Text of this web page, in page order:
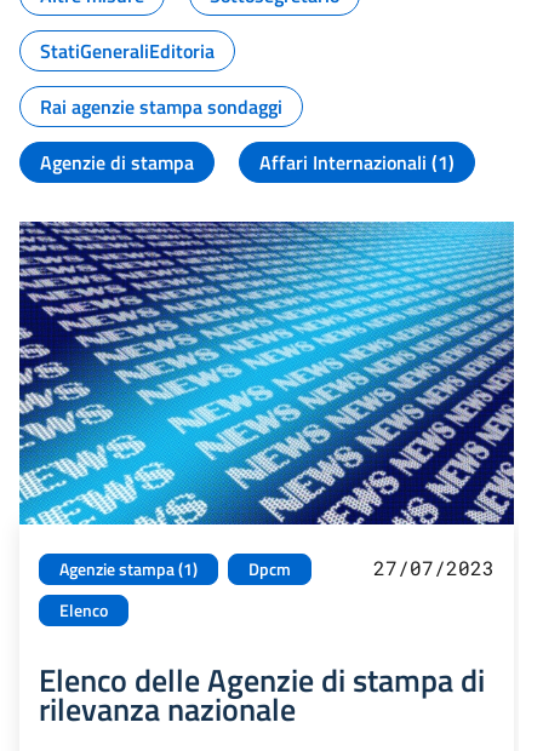
StatiGeneraliEditoria
Rai agenzie stampa sondaggi
Agenzie di stampa
Affari Internazionali (1)
Agenzie stampa (1)
Dpcm
Elenco
27/07/2023
Elenco delle Agenzie di stampa di
rilevanza nazionale